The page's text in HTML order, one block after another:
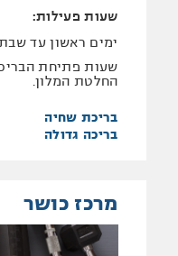
שעות פעילות:
ימים ראשון עד שבת 09:00-18:00
שעות פתיחת
החלטת המלון.
בריכת שחיה
בריכה גדולה
מרכז כושר